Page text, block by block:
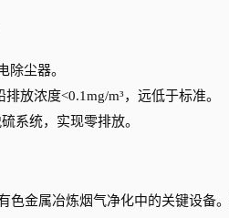
除尘器。
排放浓度<0.1mg/m³，远低于标准。
系统，实现零排放。
色金属冶炼烟气净化中的关键设备